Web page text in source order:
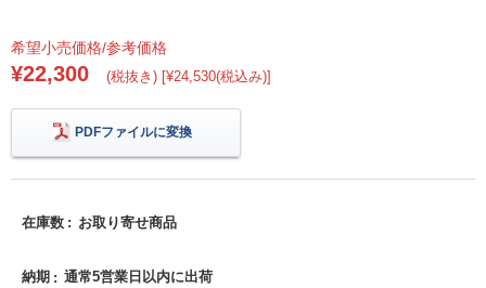
希望小売価格/参考価格
¥22,300 (税抜き) [¥24,530(税込み)]
PDFファイルに変換
在庫数 お取り寄せ商品
納期 通常5営業日以内に出荷